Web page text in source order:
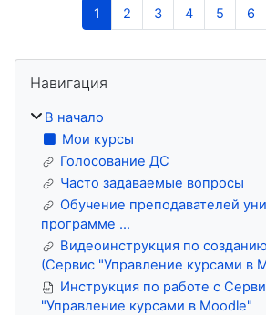
1 Страница 1
2Страница 2
3Страница 3
4Страница 4
5 6
Блоки
Навигация
В начало
Мои курсы
Голосование ДС
Часто задаваемые вопросы
Обучение преподавателей
программе ...
Видеоинструкция по
(Сервис "Управление курсами в
Инструкция по работе с
"Управление курсами в Moodle"